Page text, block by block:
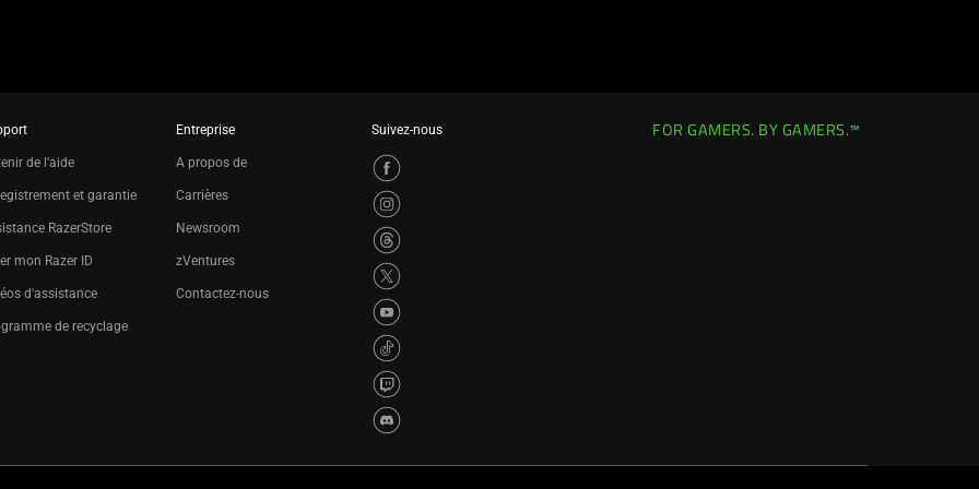
de l'aide
et garantie
RazerStore
mon Razer ID
d'assistance
de recyclage
Entreprise
A propos de
Carrières
Newsroom
zVentures
Contactez-nous
Suivez-nous FOR GAMERS. BY GAMERS.™